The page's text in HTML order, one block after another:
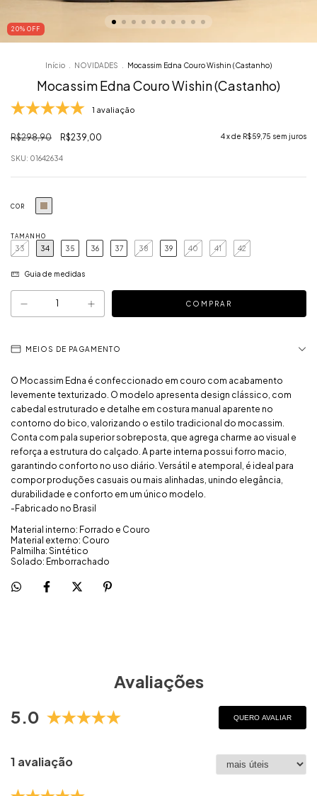
20% OFF
Início NOVIDADES Mocassim Edna Couro Wishin (Castanho)
Mocassim Edna Couro Wishin (Castanho)
1 avaliação
R$298,90 R$239,00 4x de R$59,75 sem juros
SKU: 01642634
COR
TAMANHO
33 34 35 36 37 38 39 40 41 42
Guia de medidas
MEIOS DE PAGAMENTO
O Mocassim Edna é confeccionado em couro com acabamento
levemente texturizado. O modelo apresenta design clássico, com
cabedal estruturado e detalhe em costura manual aparente no
contorno do bico, valorizando o estilo tradicional do mocassim.
Conta com pala superior sobreposta, que agrega charme ao visual e
reforça a estrutura do calçado. A parte interna possui forro macio,
garantindo conforto no uso diário. Versátil e atemporal, é ideal para
compor produções casuais ou mais alinhadas, unindo elegância,
durabilidade e conforto em um único modelo.
-Fabricado no Brasil
Material interno: Forrado e Couro
Material externo: Couro
Palmilha: Sintético
Solado: Emborrachado
Avaliações
5.0
QUERO AVALIAR
1 avaliação